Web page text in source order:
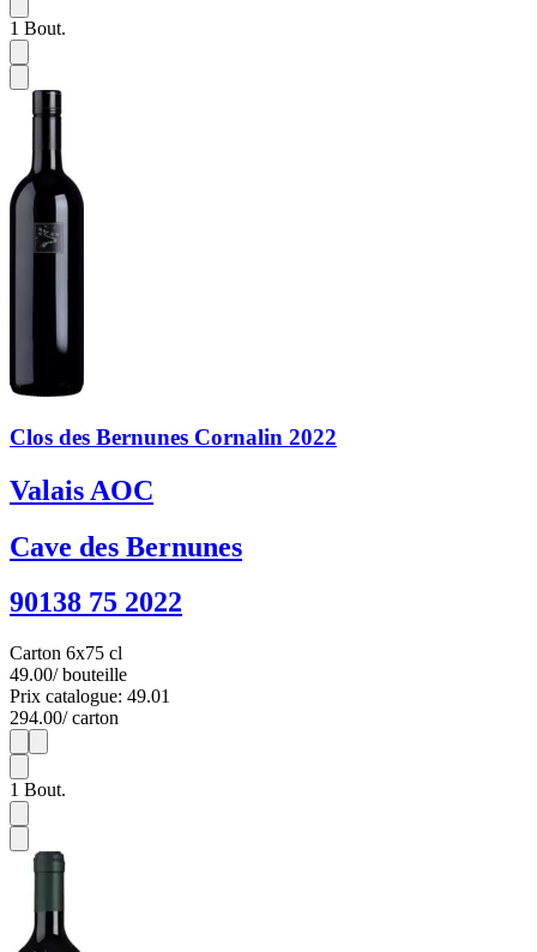
1 Bout.
Clos des Bernunes Cornalin 2022
Valais AOC
Cave des Bernunes
90138 75 2022
Carton 6x75 cl
49.00/ bouteille
Prix catalogue: 49.01
294.00/ carton
1
1 Bout.